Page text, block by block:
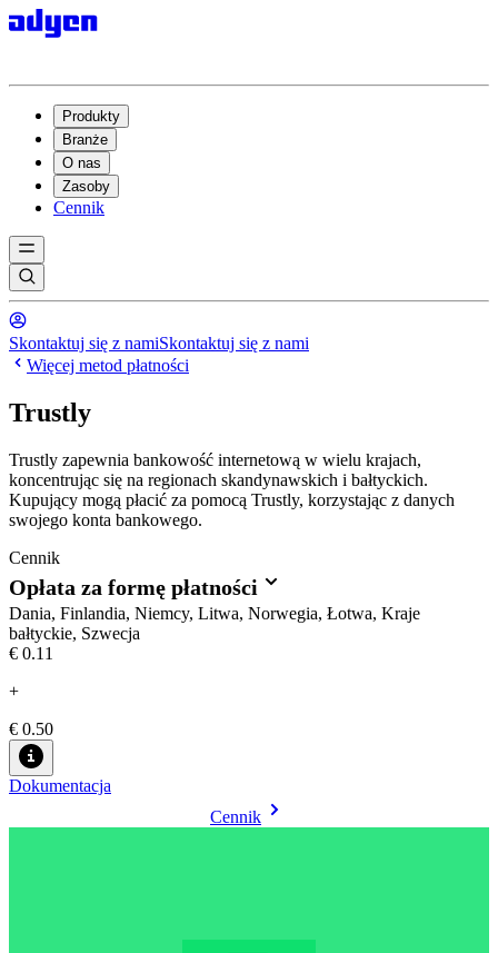
Produkty
Branże
O nas
Zasoby
Cennik
Skontaktuj się z namiSkontaktuj się z nami
Więcej metod płatności
Trustly
Trustly zapewnia bankowość internetową w wielu krajach,
koncentrując się na regionach skandynawskich i bałtyckich.
Kupujący mogą płacić za pomocą Trustly, korzystając z danych
swojego konta bankowego.
Cennik
Opłata za formę płatności
Dania, Finlandia, Niemcy, Litwa, Norwegia, Łotwa, Kraje
bałtyckie, Szwecja
€0.11
+
€ 0.50
Dokumentacja
Cennik